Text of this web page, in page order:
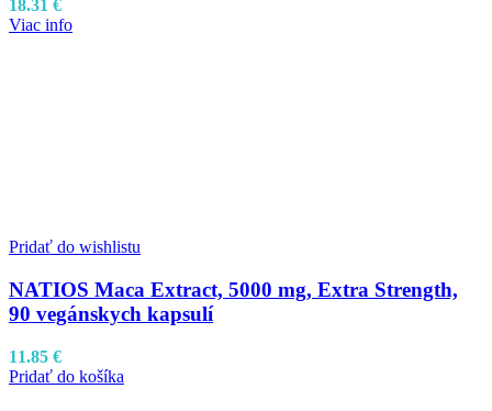
18.31 €
Viac info
Pridať do wishlistu
NATIOS Maca Extract, 5000 mg, Extra Strength,
90 vegánskych kapsulí
11.85 €
Pridať do košíka